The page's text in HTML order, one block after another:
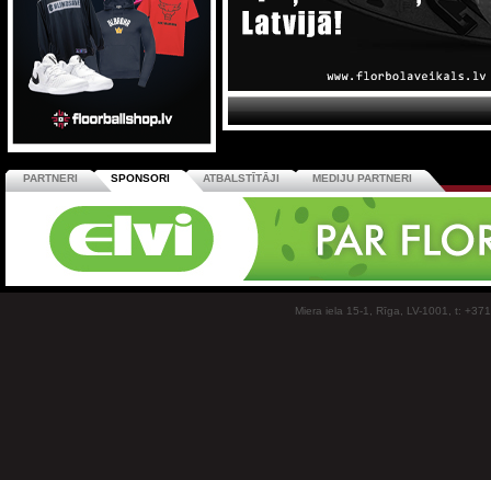
PARTNERI SPONSORI ATBALSTĪTĀJI MEDIJU PARTNERI
Miera iela 15-1, Rīga, LV-1001, t: